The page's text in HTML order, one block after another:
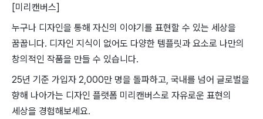
[미리캔버스]
누구나 디자인을 통해 자신의 이야기를 표현할 수 있는 세상을
꿈꿉니다. 디자인 지식이 없어도 다양한 템플릿과 요소로 나만의
창의적인 작품을 만들 수 있습니다.
25년 기준 가입자 2,000만 명을 돌파하고, 국내를 넘어 글로벌을
향해 나아가는 디자인 플랫폼 미리캔버스로 자유로운 표현의
세상을 경험해보세요.